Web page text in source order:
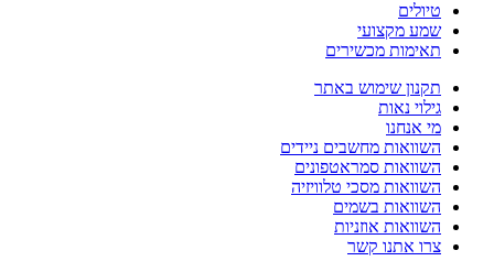
טיולים
שמע מקצועי
תאימות מכשירים
תקנון שימוש באתר
גילוי נאות
מי אנחנו
השוואות מחשבים ניידים
השוואות סמראטפונים
השוואות מסכי טלוויזיה
השוואות בשמים
השוואות אוזניות
צרו אתנו קשר